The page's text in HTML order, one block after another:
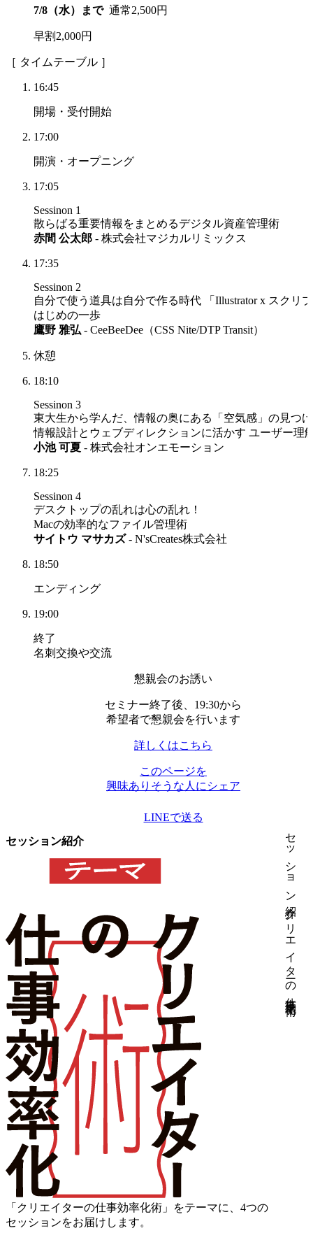
7/8 （水）まで
早割 2,000円
通常2,500円
［ タイムテーブル ］
16:45
開場・受付開始
17:00
開演・オープニング
17:05
Sessinon 1
散らばる重要情報をまとめるデジタル資産管理術
赤間 公太郎 - 株式会社マジカルリミックス
17:35
Sessinon 2
自分で使う道具は自分で作る時代
「Illustrator x スクリ
はじめの一歩
鷹野 雅弘 - CeeBeeDee （CSS Nite/DTP Transit）
休憩
18:10
Sessinon 3
東大生から学んだ、情報の奥にある「空気感」の見つ
情報設計とウェブディレクションに活かす ユーザー理
小池 可夏 - 株式会社オンエモーション
18:25
Sessinon 4
デスクトップの乱れは心の乱れ！
Macの効率的なファイル管理術
サイトウ マサカズ- N'sCreates株式会社
18:50
エンディング
19:00
終了
名刺交換や交流
懇親会のお誘い
セミナー終了後、19:30から
希望者で懇親会を行います
詳しくはこちら
このページを
興味ありそうな人にシェア
LINEで送る
セッション紹介
「クリエイターの仕事効率化術」をテーマに、4つの
セッションをお届けします。
セッション紹介
クリエイターの仕事効率化術